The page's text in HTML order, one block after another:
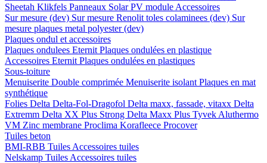
Sheetah Klikfels Panneaux Solar PV module Accessoires
Sur mesure (dev) Sur mesure Renolit toles colaminees (dev) Sur
mesure plaques metal polyester (dev)
Plaques ondul et accessoires
Plaques ondulees Eternit Plaques ondulées en plastique
Accessoires Eternit Plaques ondulées en plastiques
Sous-toiture
Menuiserite Double comprimée Menuiserite isolant Plaques en mat
synthétique
Folies Delta Delta-Fol-Dragofol Delta maxx, fassade, vitaxx Delta
Extremm Delta XX Plus Strong Delta Maxx Plus Tyvek Aluthermo
VM Zinc membrane Proclima Korafleece Procover
Tuiles beton
BMI-RBB Tuiles Accessoires tuiles
Nelskamp Tuiles Accessoires tuiles